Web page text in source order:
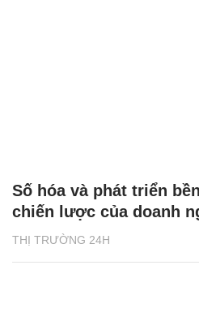
THỊ TRƯỜNG 24H
Số hóa và phát triển
chiến lược của doanh